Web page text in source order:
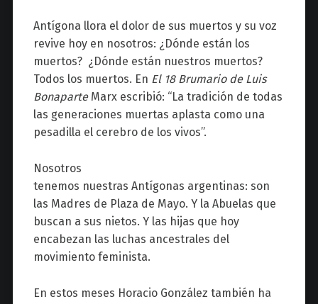
Antígona llora el dolor de sus muertos y su voz
revive hoy en nosotros: ¿Dónde están los
muertos? ¿Dónde están nuestros muertos?
Todos los muertos. En El 18 Brumario de Luis
BonaparteMarx escribió: “La tradición de todas
las generaciones muertas aplasta como una
pesadilla el cerebro de los vivos”.
Nosotros
tenemos nuestras Antígonas argentinas: son
las Madres de Plaza de Mayo. Y la Abuelas que
buscan a sus nietos. Y las hijas que hoy
encabezan las luchas ancestrales del
movimiento feminista.
En estos meses Horacio González también ha